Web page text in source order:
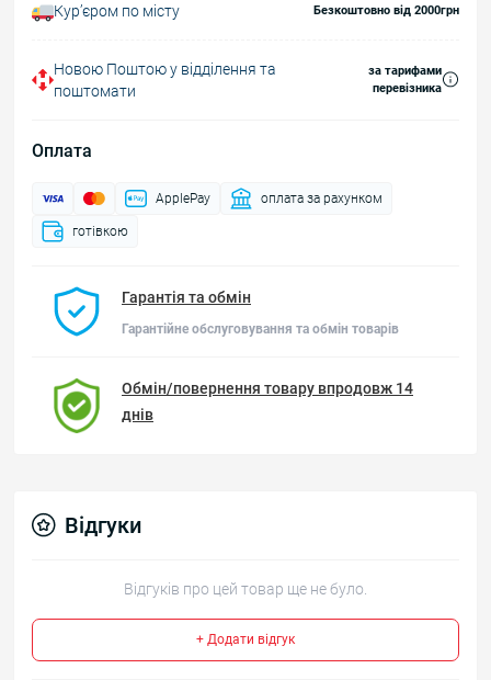
Курʼєром по місту Безкоштовно від 2000грн
Новою Поштою у відділення та
поштомати
за тарифами
перевізника
Оплата
ApplePay оплата за рахунком
готівкою
Гарантія та обмін
Гарантійне обслуговування та обмін товарів
Обмін/повернення товару впродовж 14
днів
Відгуки
Відгуків про цей товар ще не було.
+ Додати відгук